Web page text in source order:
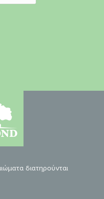
διατηρούνται